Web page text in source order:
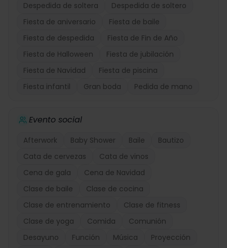
Despedida de soltera
Despedida de soltero
Fiesta de aniversario
Fiesta de baile
Fiesta de despedida
Fiesta de Fin de Año
Fiesta de Halloween
Fiesta de jubilación
Fiesta de Navidad
Fiesta de piscina
Fiesta infantil
Gran boda Pedida de mano
Evento social
Afterwork Baby Shower Baile
Bautizo
Cata de cervezas
Cata de vinos
Cena de gala
Cena de Navidad
Clase de baile
Clase de cocina
Clase de entrenamiento
Clase de fitness
Clase de yoga
Comida
Comunión
Desayuno
Función Música
Proyección